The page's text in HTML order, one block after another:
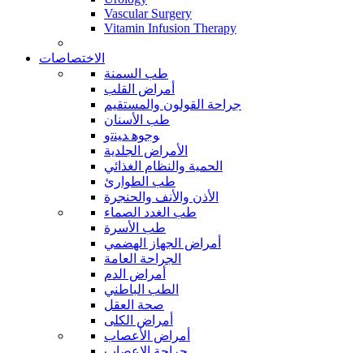
Vascular Surgery
Vitamin Infusion Therapy
الاختصاصات
طب السمنة
أمراض القلب
جراحة القولون والمستقيم
طب الأسنان
ﻮﺟﻮﻫ ﺪﻴﻨﺗﻭ
الأمراض الجلدية
الحمية والنظام الغذائي
طب الطوارئ
الأذن والأنف والحنجرة
طب الغدد الصماء
طب الأسرة
أمراض الجهاز الهضمي
الجراحة العامة
أمراض الدم
الطب الباطني
صحة العقل
أمراض الكلى
أمراض الأعصاب